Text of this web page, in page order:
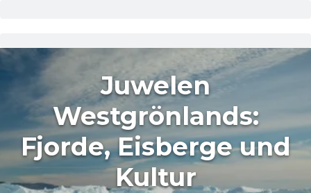
Juwelen
Westgrönlands:
Fjorde, Eisberge und
Kultur